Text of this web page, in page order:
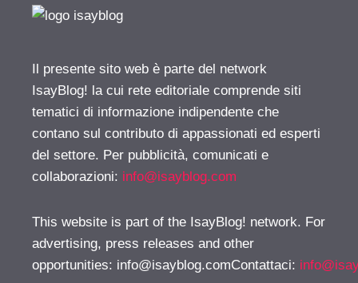
Il presente sito web è parte del network
IsayBlog! la cui rete editoriale comprende siti
tematici di informazione indipendente che
contano sul contributo di appassionati ed esperti
del settore. Per pubblicità, comunicati e
collaborazioni: info@isayblog.com
This website is part of the IsayBlog! network. For
advertising, press releases and other
opportunities: info@isayblog.comContattaci: